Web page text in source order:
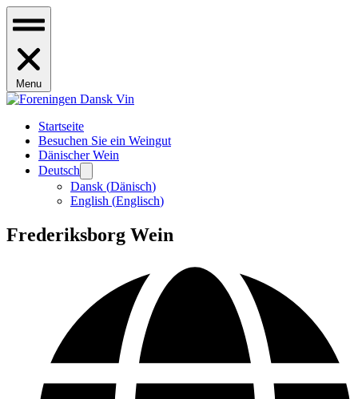
Menu
Startseite
Besuchen Sie ein Weingut
Dänischer Wein
Deutsch
Dansk (Dänisch)
English (Englisch)
Frederiksborg Wein